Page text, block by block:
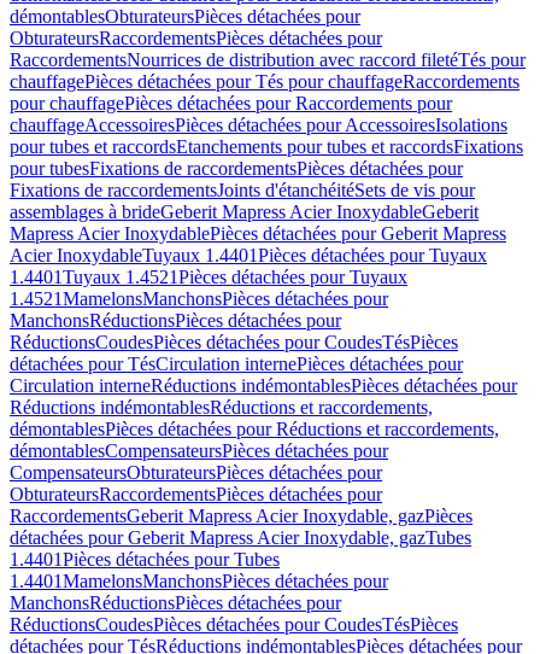
démontablesObturateursPièces détachées pour
ObturateursRaccordementsPièces détachées pour
RaccordementsNourrices de distribution avec raccord filetéTés pour
chauffagePièces détachées pour Tés pour chauffageRaccordements
pour chauffagePièces détachées pour Raccordements pour
chauffageAccessoiresPièces détachées pour AccessoiresIsolations
pour tubes et raccordsEtanchements pour tubes et raccordsFixations
pour tubesFixations de raccordementsPièces détachées pour
Fixations de raccordementsJoints d'étanchéitéSets de vis pour
assemblages à brideGeberit Mapress Acier InoxydableGeberit
Mapress Acier InoxydablePièces détachées pour Geberit Mapress
Acier InoxydableTuyaux 1.4401Pièces détachées pour Tuyaux
1.4401Tuyaux 1.4521Pièces détachées pour Tuyaux
1.4521MamelonsManchonsPièces détachées pour
ManchonsRéductionsPièces détachées pour
RéductionsCoudesPièces détachées pour CoudesTésPièces
détachées pour TésCirculation internePièces détachées pour
Circulation interneRéductions indémontablesPièces détachées pour
Réductions indémontablesRéductions et raccordements,
démontablesPièces détachées pour Réductions et raccordements,
démontablesCompensateursPièces détachées pour
CompensateursObturateursPièces détachées pour
ObturateursRaccordementsPièces détachées pour
RaccordementsGeberit Mapress Acier Inoxydable, gazPièces
détachées pour Geberit Mapress Acier Inoxydable, gazTubes
1.4401Pièces détachées pour Tubes
1.4401MamelonsManchonsPièces détachées pour
ManchonsRéductionsPièces détachées pour
RéductionsCoudesPièces détachées pour CoudesTésPièces
détachées pour TésRéductions indémontablesPièces détachées pour